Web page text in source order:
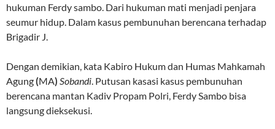
hukuman Ferdy sambo. Dari hukuman mati menjadi penjara
seumur hidup. Dalam kasus pembunuhan berencana terhadap
Brigadir J.
Dengan demikian, kata Kabiro Hukum dan Humas Mahkamah
Agung(MA) Sobandi . Putusan kasasi kasus pembunuhan
berencana mantan Kadiv Propam Polri, Ferdy Sambo bisa
langsung dieksekusi.